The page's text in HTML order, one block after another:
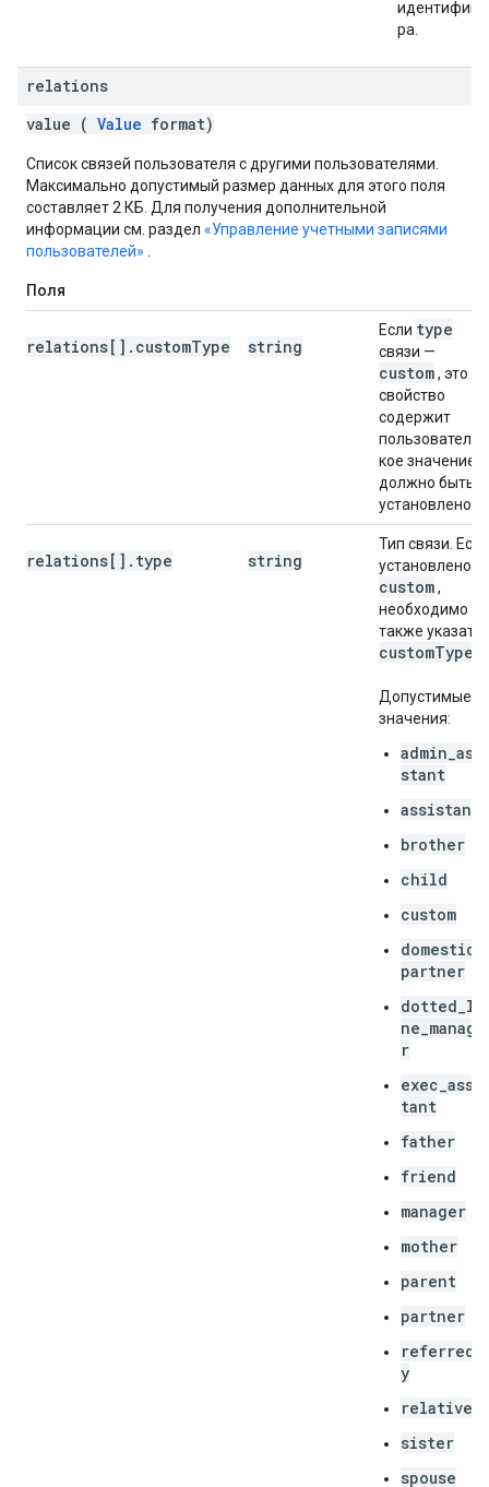
ра.
relations
value ( Value format)
Список связей пользователя с другими пользователями.
Максимально допустимый размер данных для этого поля
составляет 2 КБ. Для получения дополнительной
информации см. раздел «Управление учетными записями
пользователей»
Поля
relations[].customType string
Если type
связи —
custom, это
свойство
содержит
пользовательс
кое значение и
должно быть
установлено.
relations[].type string
Тип связи. Если
установлено
custom,
необходимо
также указать
customType
Допустимые
значения:
stant
assistant
brother
child
custom
domestic_
partner
dotted_li
ne_manage
r
tant
father
friend
manager
mother
parent
partner
y
relative
sister
spouse